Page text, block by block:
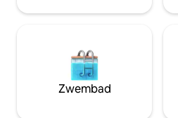
Wandelscore: 98/100
Zwembad